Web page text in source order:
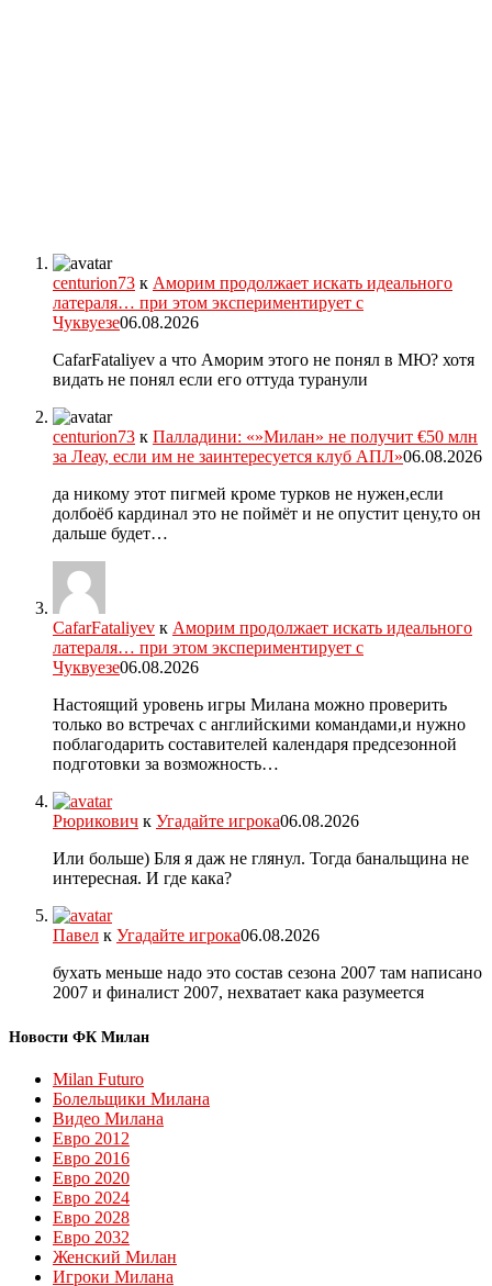
centurion73 к Аморим продолжает искать идеального
латераля… при этом экспериментирует с
Чуквуезе06.08.2026
CafarFataliyev а что Аморим этого не понял в МЮ? хотя
видать не понял если его оттуда туранули
centurion73 к Палладини: «»Милан» не получит €50 млн
за Леау, если им не заинтересуется клуб АПЛ»06.08.2026
да никому этот пигмей кроме турков не нужен,если
долбоёб кардинал это не поймёт и не опустит цену,то он
дальше будет…
CafarFataliyev к Аморим продолжает искать идеального
латераля… при этом экспериментирует с
Чуквуезе06.08.2026
Настоящий уровень игры Милана можно проверить
только во встречах с английскими командами,и нужно
поблагодарить составителей календаря предсезонной
подготовки за возможность…
Рюрикович к Угадайте игрока06.08.2026
Или больше) Бля я даж не глянул. Тогда банальщина не
интересная. И где кака?
Павел к Угадайте игрока06.08.2026
бухать меньше надо это состав сезона 2007 там написано
2007 и финалист 2007, нехватает кака разумеется
Новости ФК Милан
Milan Futuro
Болельщики Милана
Видео Милана
Евро 2012
Евро 2016
Евро 2020
Евро 2024
Евро 2028
Евро 2032
Женский Милан
Игроки Милана